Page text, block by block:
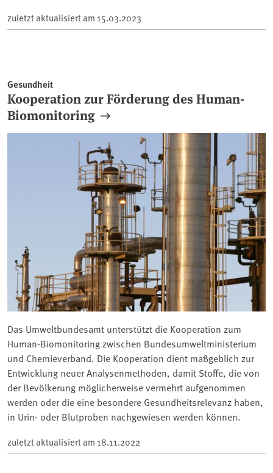
zuletzt aktualisiert am 15.03.2023
Gesundheit
Kooperation zur Förderung des Human-
Biomonitoring
Das Umweltbundesamt unterstützt die Kooperation zum
Human-Biomonitoring zwischen Bundesumweltministerium
und Chemieverband. Die Kooperation dient maßgeblich zur
Entwicklung neuer Analysenmethoden, damit Stoffe, die von
der Bevölkerung möglicherweise vermehrt aufgenommen
werden oder die eine besondere Gesundheitsrelevanz haben,
in Urin- oder Blutproben nachgewiesen werden können.
zuletzt aktualisiert am 18.11.2022